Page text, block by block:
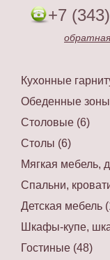
+7
Кухонные
Обеденные
Столовые (6)
Столы (6)
Мягкая мебель,
Спальни,
Детская мебель
Шкафы-купе,
Гостиные (48)